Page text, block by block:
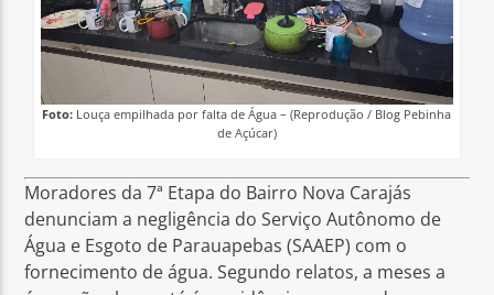
Foto: Louça empilhada por falta de Água – (Reprodução / Blog Pebinha
de Açúcar)
Moradores da 7ª Etapa do Bairro Nova Carajás
denunciam a negligência do Serviço Autônomo de
Água e Esgoto de Parauapebas (SAAEP) com o
fornecimento de água. Segundo relatos, a meses a